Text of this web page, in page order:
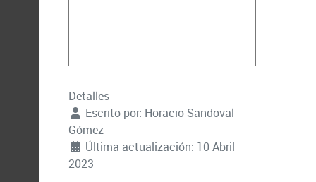
Detalles
Escrito por: Horacio Sandoval
Gómez
Última actualización: 10 Abril
2023